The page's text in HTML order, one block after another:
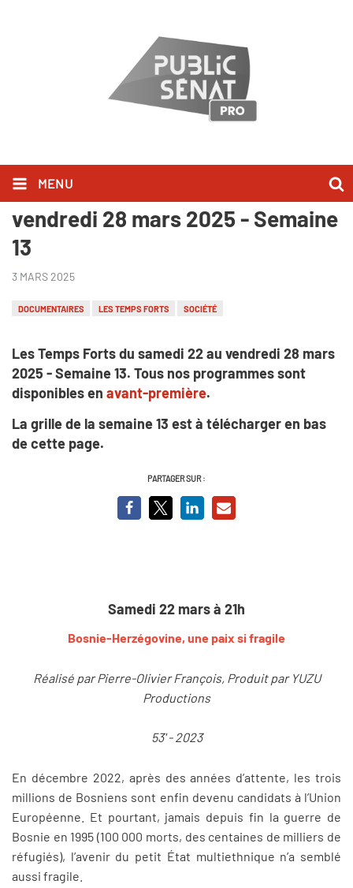
MENU
Les Temps Forts du samedi 22 au
vendredi 28 mars 2025 - Semaine
13
3 MARS 2025
DOCUMENTAIRES LES TEMPS FORTS SOCIÉTÉ
Les Temps Forts du samedi 22 au vendredi 28 mars
2025 - Semaine 13. Tous nos programmes sont
disponibles en avant-première.
La grille de la semaine 13 est à télécharger en bas
de cette page.
PARTAGER SUR :
Samedi 22 mars à 21h
Bosnie-Herzégovine, une paix si fragile
Réalisé par ​Pierre-Olivier François, Produit par YUZU
Productions
53' - 2023
En décembre 2022, après des années d’attente, les trois
millions de Bosniens sont enfin devenu candidats à l’Union
Européenne. Et pourtant, jamais depuis fin la guerre de
Bosnie en 1995 (100 000 morts, des centaines de milliers de
réfugiés), l’avenir du petit État multiethnique n’a semblé
aussi fragile.